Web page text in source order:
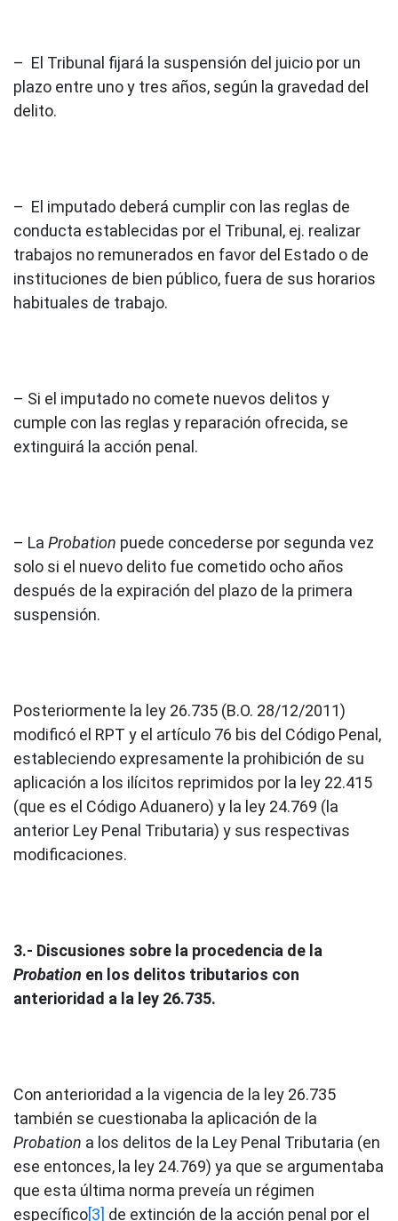
– El Tribunal fijará la suspensión del juicio por un
plazo entre uno y tres años, según la gravedad del
delito.
– El imputado deberá cumplir con las reglas de
conducta establecidas por el Tribunal, ej. realizar
trabajos no remunerados en favor del Estado o de
instituciones de bien público, fuera de sus horarios
habituales de trabajo.
– Si el imputado no comete nuevos delitos y
cumple con las reglas y reparación ofrecida, se
extinguirá la acción penal.
– La Probation puede concederse por segunda vez
solo si el nuevo delito fue cometido ocho años
después de la expiración del plazo de la primera
suspensión.
Posteriormente la ley 26.735 (B.O. 28/12/2011)
modificó el RPT y el artículo 76 bis del Código Penal,
estableciendo expresamente la prohibición de su
aplicación a los ilícitos reprimidos por la ley 22.415
(que es el Código Aduanero) y la ley 24.769 (la
anterior Ley Penal Tributaria) y sus respectivas
modificaciones.
3.- Discusiones sobre la procedencia de la
Probation en los delitos tributarios con
anterioridad a la ley 26.735.
Con anterioridad a la vigencia de la ley 26.735
también se cuestionaba la aplicación de la
Probation a los delitos de la Ley Penal Tributaria (en
ese entonces, la ley 24.769) ya que se argumentaba
que esta última norma preveía un régimen
específico[3] de extinción de la acción penal por el